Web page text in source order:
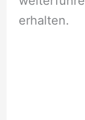
erhalten.